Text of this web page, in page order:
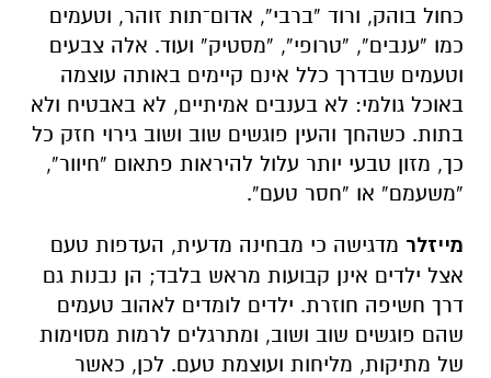
כחול בוהק, ורוד “ברבי”, אדום־תות זוהר, וטעמים
כמו “ענבים”, “טרופי”, “מסטיק” ועוד. אלה צבעים
וטעמים שבדרך כלל אינם קיימים באותה עוצמה
באוכל גולמי: לא בענבים אמיתיים, לא באבטיח ולא
בתות. כשהחך והעין פוגשים שוב ושוב גירוי חזק כל
כך, מזון טבעי יותר עלול להיראות פתאום “חיוור”,
“משעמם” או “חסר טעם”.
מייזלר מדגישה כי מבחינה מדעית, העדפות טעם
אצל ילדים אינן קבועות מראש בלבד; הן נבנות גם
דרך חשיפה חוזרת. ילדים לומדים לאהוב טעמים
שהם פוגשים שוב ושוב, ומתרגלים לרמות מסוימות
של מתיקות, מליחות ועוצמת טעם. לכן, כאשר